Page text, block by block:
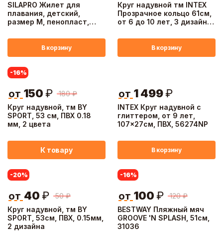
SILAPRO Жилет для
плавания, детский,
размер М, пенопласт,
В корзину
Круг надувной тм INTEX
Прозрачное кольцо 61см,
от 6 до 10 лет, 3 дизайна,
В корзину
Круг надувной, тм BY
SPORT, 53 см, ПВХ 0.18
мм, 2 цвета
-16%
180 ₽
от 150 ₽
К товару
INTEX Круг надувной с
глиттером, от 9 лет,
107x27см, ПВХ, 56274NP
от 1 499₽
В корзину
Круг надувной, тм BY
SPORT, 53см, ПВХ, 0.15мм,
2 дизайна
-20%
50 ₽
от 40 ₽
BESTWAY Пляжный мяч
GROOVE 'N SPLASH, 51см,
31036
-16%
120 ₽
от 100 ₽